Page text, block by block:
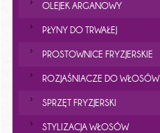
OLEJEK ARGANOWY
PŁYNY DO TRWAŁEJ
PROSTOWNICE FRYZJERSKIE
ROZJAŚNIACZE DO WŁOSÓW
SPRZĘT FRYZJERSKI
STYLIZACJA WŁOSÓW